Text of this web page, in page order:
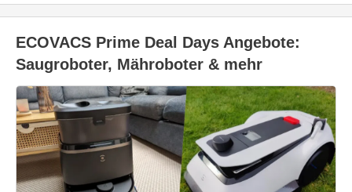
ECOVACS Prime Deal Days Angebote:
Saugroboter, Mähroboter & mehr